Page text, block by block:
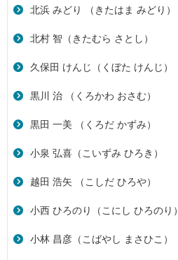
北浜 みどり （きたはま みどり）
北村 智（きたむら さとし）
久保田 けんじ（くぼた けんじ）
黒川 治 （くろかわ おさむ）
黒田 一美 （くろだ かずみ）
小泉 弘喜（こいずみ ひろき）
越田 浩矢 （こしだ ひろや）
小西 ひろのり（こにし ひろのり）
小林 昌彦（こばやし まさひこ）